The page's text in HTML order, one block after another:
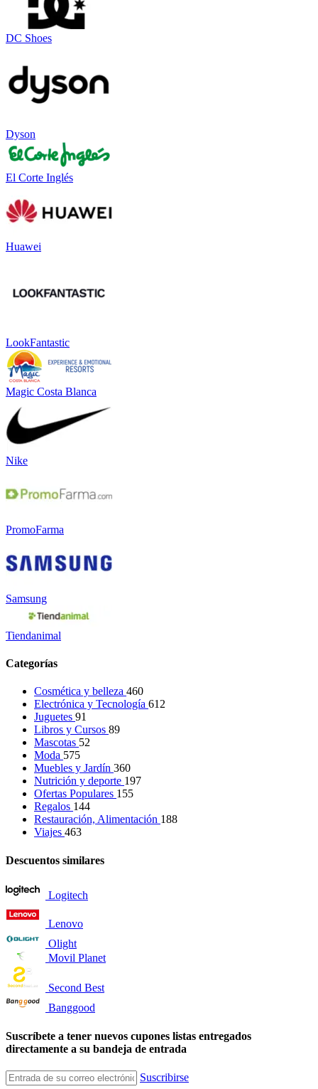
DC Shoes
Dyson
El Corte Inglés
Huawei
LookFantastic
Magic Costa Blanca
Nike
PromoFarma
Samsung
Tiendanimal
Categorías
Cosmética y belleza 460
Electrónica y Tecnología 612
Juguetes 91
Libros y Cursos 89
Mascotas 52
Moda 575
Muebles y Jardín 360
Nutrición y deporte 197
Ofertas Populares 155
Regalos 144
Restauración, Alimentación 188
Viajes 463
Descuentos similares
Logitech
Lenovo
Olight
Movil Planet
Second Best
Banggood
Suscríbete a tener nuevos cupones listas entregados
directamente a su bandeja de entrada
Suscribirse